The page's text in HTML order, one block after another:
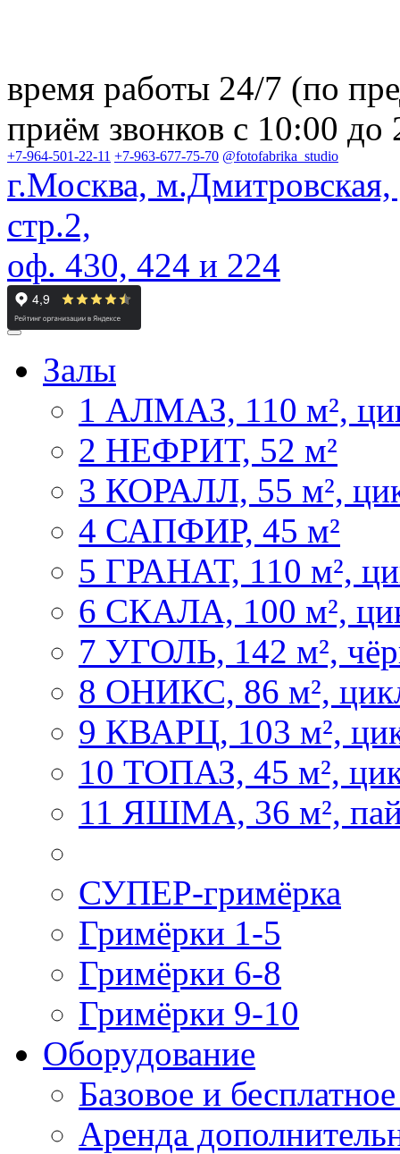
время работы 24/7 (по
приём звонков с 10:00 до
+7-964-501-22-11 +7-963-677-75-70 @fotofabrika_studio
г.Москва,
стр.2,
оф. 430, 424 и 224
Залы
1 АЛМАЗ, 110 м²,
2 НЕФРИТ, 52 м²
3 КОРАЛЛ, 55 м²,
4 САПФИР, 45 м²
5 ГРАНАТ, 110 м²,
6 СКАЛА, 100 м²,
7 УГОЛЬ, 142 м²,
8 ОНИКС, 86 м²,
9 КВАРЦ, 103 м²,
10 ТОПАЗ, 45 м²,
11 ЯШМА, 36 м²,
СУПЕР-гримёрка
Гримёрки 1-5
Гримёрки 6-8
Гримёрки 9-10
Оборудование
Базовое и
Аренда